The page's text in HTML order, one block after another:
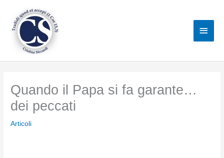
contenuto
Quando il Papa si fa garante…
dei peccati
Articoli